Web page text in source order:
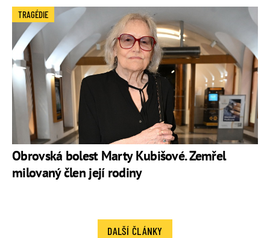
Obrovská bolest Marty Kubišové. Zemřel
milovaný člen její rodiny
TRAGÉDIE
DALŠÍ ČLÁNKY